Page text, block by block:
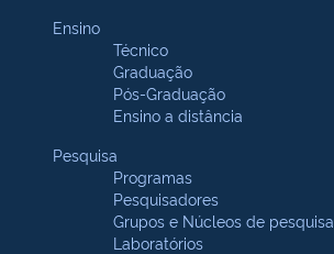
Ensino
Técnico
Graduação
Pós-Graduação
Ensino a distância
Pesquisa
Programas
Pesquisadores
Grupos e Núcleos de pesquisa
Laboratórios